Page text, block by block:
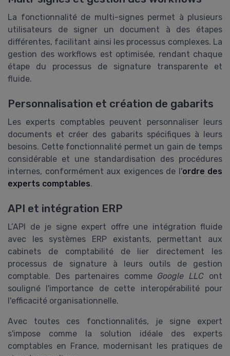
La fonctionnalité de multi-signes permet à plusieurs
utilisateurs de signer un document à des étapes
différentes, facilitant ainsi les processus complexes. La
gestion des workflows est optimisée, rendant chaque
étape du processus de signature transparente et
fluide.
Personnalisation et création de gabarits
Les experts comptables peuvent personnaliser leurs
documents et créer des gabarits spécifiques à leurs
besoins. Cette fonctionnalité permet un gain de temps
considérable et une standardisation des procédures
internes, conformément aux exigences de l'ordre des
experts comptables.
API et intégration ERP
L’API de je signe expert offre une intégration fluide
avec les systèmes ERP existants, permettant aux
cabinets de comptabilité de lier directement les
processus de signature à leurs outils de gestion
comptable. Des partenaires comme Google LLC ont
souligné l'importance de cette interopérabilité pour
l'efficacité organisationnelle.
Avec toutes ces fonctionnalités, je signe expert
s'impose comme la solution idéale des experts
comptables en France, modernisant les pratiques de